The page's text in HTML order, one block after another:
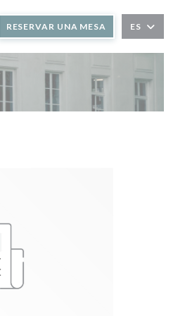
RESERVAR UNA MESA ES